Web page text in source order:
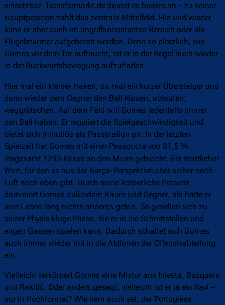
einsetzbar: Transfermarkt.de deutet es bereits an – zu seiner
Hauptposition zählt das zentrale Mittelfeld. Hin und wieder
kann er aber auch im angriffsorientierten Bereich oder als
Flügelstürmer aufgeboten werden. Denn so plötzlich, wie
Gomes vor dem Tor auftaucht, ist er in der Regel auch wieder
in der Rückwärtsbewegung aufzufinden.
Hier mal ein kleiner Haken, da mal ein kurzer Übersteiger und
dann wieder dem Gegner den Ball klauen, ablaufen,
weggrätschen. Auf dem Feld will Gomes jedenfalls immer
den Ball haben. Er reguliert die Spielgeschwindigkeit und
bietet sich minutiös als Passstation an. In der letzten
Spielzeit hat Gomes mit einer Passquote von 81,5 %
insgesamt 1293 Pässe an den Mann gebracht. Ein stattlicher
Wert, für den es aus der Barça-Perspektive aber sicher noch
Luft nach oben gibt. Durch seine körperliche Präsenz
dominiert Gomes außerdem Raum und Gegner, als hätte er
sein Leben lang nichts anderes getan. So gesellen sich zu
seiner Physis kluge Pässe, die er in die Schnittstellen und
engen Gassen spielen kann. Dadurch schaltet sich Gomes
auch immer wieder mit in die Aktionen der Offensivabteilung
ein.
Vielleicht verkörpert Gomes eine Mixtur aus Iniesta, Busquets
und Rakitić. Oder anders gesagt, vielleicht ist er ja ein Xavi –
nur in Hochformat? Wie dem auch sei, der Portugiese